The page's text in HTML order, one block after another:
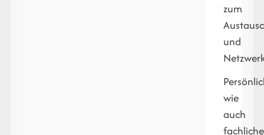
zum
und
wie
auch
fachliche